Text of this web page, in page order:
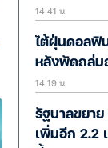
14:41 น.
ไต้ฝุ่นดอลฟิ
หลังพัดถล่ม
14:19 น.
รัฐบาลขยาย
เพิ่มอีก 2.2